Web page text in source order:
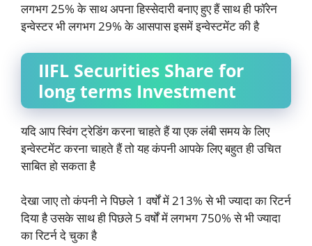
लगभग 25% के साथ अपना हिस्सेदारी बनाए हुए हैं साथ ही फॉरेन
इन्वेस्टर भी लगभग 29% के आसपास इसमें इन्वेस्टमेंट की है
IIFL Securities Share for
long terms Investment
यदि आप स्विंग ट्रेडिंग करना चाहते हैं या एक लंबी समय के लिए
इन्वेस्टमेंट करना चाहते हैं तो यह कंपनी आपके लिए बहुत ही उचित
साबित हो सकता है
देखा जाए तो कंपनी ने पिछले 1 वर्षों में 213% से भी ज्यादा का रिटर्न
दिया है उसके साथ ही पिछले 5 वर्षों में लगभग 750% से भी ज्यादा
का रिटर्न दे चुका है